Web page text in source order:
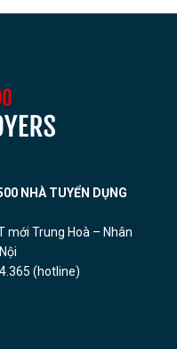
NHÀ TUYỂN DỤNG
mới Trung Hoà – Nhân
(hotline)